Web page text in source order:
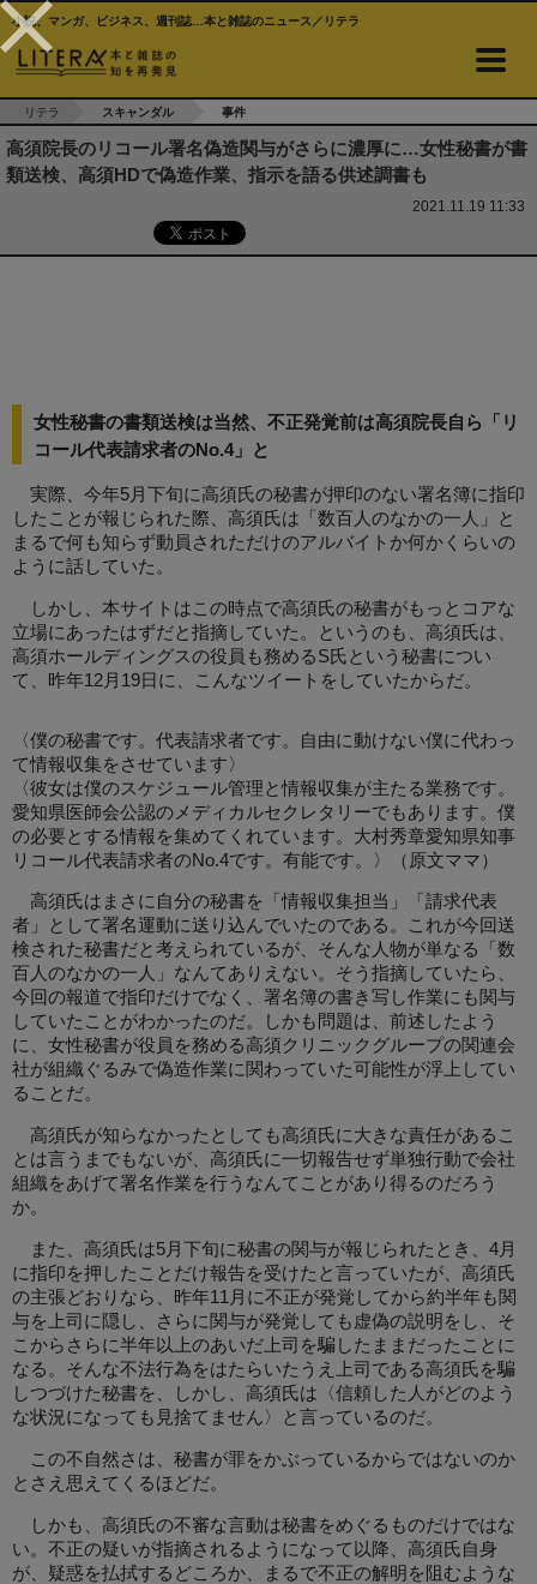
小説、マンガ、ビジネス、週刊誌…本と雑誌のニュース／リテラ
リテラ スキャンダル 事件
高須院長のリコール署名偽造関与がさらに濃厚に…女性秘書が書
類送検、高須HDで偽造作業、指示を語る供述調書も
2021.11.19 11:33
女性秘書の書類送検は当然、不正発覚前は高須院長自ら「リ
コール代表請求者のNo.4」と
実際、今年5月下旬に高須氏の秘書が押印のない署名簿に指印
したことが報じられた際、高須氏は「数百人のなかの一人」と
まるで何も知らず動員されただけのアルバイトか何かくらいの
ように話していた。
しかし、本サイトはこの時点で高須氏の秘書がもっとコアな
立場にあったはずだと指摘していた。というのも、高須氏は、
高須ホールディングスの役員も務めるS氏という秘書につい
て、昨年12月19日に、こんなツイートをしていたからだ。
〈僕の秘書です。代表請求者です。自由に動けない僕に代わっ
て情報収集をさせています〉
〈彼女は僕のスケジュール管理と情報収集が主たる業務です。
愛知県医師会公認のメディカルセクレタリーでもあります。僕
の必要とする情報を集めてくれています。大村秀章愛知県知事
リコール代表請求者のNo.4です。有能です。〉（原文ママ）
高須氏はまさに自分の秘書を「情報収集担当」「請求代表
者」として署名運動に送り込んでいたのである。これが今回送
検された秘書だと考えられているが、そんな人物が単なる「数
百人のなかの一人」なんてありえない。そう指摘していたら、
今回の報道で指印だけでなく、署名簿の書き写し作業にも関与
していたことがわかったのだ。しかも問題は、前述したよう
に、女性秘書が役員を務める高須クリニックグループの関連会
社が組織ぐるみで偽造作業に関わっていた可能性が浮上してい
ることだ。
高須氏が知らなかったとしても高須氏に大きな責任があるこ
とは言うまでもないが、高須氏に一切報告せず単独行動で会社
組織をあげて署名作業を行うなんてことがあり得るのだろう
か。
また、高須氏は5月下旬に秘書の関与が報じられたとき、4月
に指印を押したことだけ報告を受けたと言っていたが、高須氏
の主張どおりなら、昨年11月に不正が発覚してから約半年も関
与を上司に隠し、さらに関与が発覚しても虚偽の説明をし、そ
こからさらに半年以上のあいだ上司を騙したままだったことに
なる。そんな不法行為をはたらいたうえ上司である高須氏を騙
しつづけた秘書を、しかし、高須氏は〈信頼した人がどのよう
な状況になっても見捨てません〉と言っているのだ。
この不自然さは、秘書が罪をかぶっているからではないのか
とさえ思えてくるほどだ。
しかも、高須氏の不審な言動は秘書をめぐるものだけではな
い。不正の疑いが指摘されるようになって以降、高須氏自身
が、疑惑を払拭するどころか、まるで不正の解明を阻むような